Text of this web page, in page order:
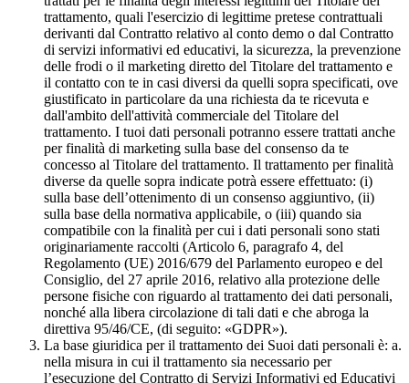
trattamento, quali l'esercizio di legittime pretese contrattuali
derivanti dal Contratto relativo al conto demo o dal Contratto
di servizi informativi ed educativi, la sicurezza, la prevenzione
delle frodi o il marketing diretto del Titolare del trattamento e
il contatto con te in casi diversi da quelli sopra specificati, ove
giustificato in particolare da una richiesta da te ricevuta e
dall'ambito dell'attività commerciale del Titolare del
trattamento. I tuoi dati personali potranno essere trattati anche
per finalità di marketing sulla base del consenso da te
concesso al Titolare del trattamento. Il trattamento per finalità
diverse da quelle sopra indicate potrà essere effettuato: (i)
sulla base dell’ottenimento di un consenso aggiuntivo, (ii)
sulla base della normativa applicabile, o (iii) quando sia
compatibile con la finalità per cui i dati personali sono stati
originariamente raccolti (Articolo 6, paragrafo 4, del
Regolamento (UE) 2016/679 del Parlamento europeo e del
Consiglio, del 27 aprile 2016, relativo alla protezione delle
persone fisiche con riguardo al trattamento dei dati personali,
nonché alla libera circolazione di tali dati e che abroga la
direttiva 95/46/CE, (di seguito: «GDPR»).
La base giuridica per il trattamento dei Suoi dati personali è: a.
nella misura in cui il trattamento sia necessario per
l’esecuzione del Contratto di Servizi Informativi ed Educativi